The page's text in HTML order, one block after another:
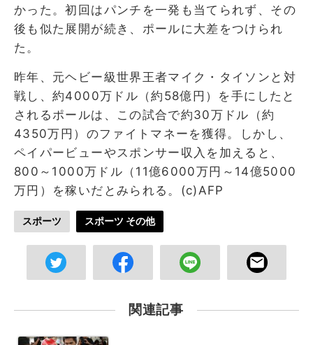
かった。初回はパンチを一発も当てられず、その
後も似た展開が続き、ポールに大差をつけられ
た。
昨年、元ヘビー級世界王者マイク・タイソンと対
戦し、約4000万ドル（約58億円）を手にしたと
されるポールは、この試合で約30万ドル（約
4350万円）のファイトマネーを獲得。しかし、
ペイパービューやスポンサー収入を加えると、
800～1000万ドル（11億6000万円～14億5000
万円）を稼いだとみられる。(c)AFP
スポーツ スポーツ その他
関連記事